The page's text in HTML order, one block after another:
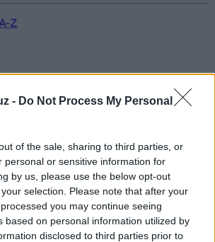
- Do Not Process My Personal
of the sale, sharing to third parties, or
personal or sensitive information for
by us, please use the below opt-out
selection. Please note that after your
you may continue seeing
based on personal information utilized by
disclosed to third parties prior to
Z
#cukorbetegség
#vérnyomás#stroke#rákbetegség
#ekcéma#herpesz